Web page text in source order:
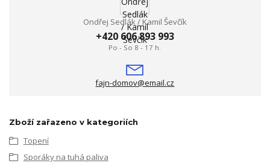
Ondřej Sedlák / Kamil Ševčík
+420 606 893 993
Po - So 8 - 17 h.
fajn-domov@email.cz
Zboží zařazeno v kategoriích
Topení
Sporáky na tuhá paliva